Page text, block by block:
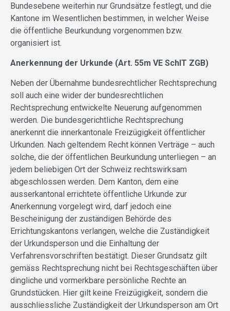
Bundesebene weiterhin nur Grundsätze festlegt, und die
Kantone im Wesentlichen bestimmen, in welcher Weise
die öffentliche Beurkundung vorgenommen bzw.
organisiert ist.
Anerkennung der Urkunde (Art. 55m VE SchlT ZGB)
Neben der Übernahme bundesrechtlicher Rechtsprechung
soll auch eine wider der bundesrechtlichen
Rechtsprechung entwickelte Neuerung aufgenommen
werden. Die bundesgerichtliche Rechtsprechung
anerkennt die innerkantonale Freizügigkeit öffentlicher
Urkunden. Nach geltendem Recht können Verträge – auch
solche, die der öffentlichen Beurkundung unterliegen – an
jedem beliebigen Ort der Schweiz rechtswirksam
abgeschlossen werden. Dem Kanton, dem eine
ausserkantonal errichtete öffentliche Urkunde zur
Anerkennung vorgelegt wird, darf jedoch eine
Bescheinigung der zuständigen Behörde des
Errichtungskantons verlangen, welche die Zuständigkeit
der Urkundsperson und die Einhaltung der
Verfahrensvorschriften bestätigt. Dieser Grundsatz gilt
gemäss Rechtsprechung nicht bei Rechtsgeschäften über
dingliche und vormerkbare persönliche Rechte an
Grundstücken. Hier gilt keine Freizügigkeit, sondern die
ausschliessliche Zuständigkeit der Urkundsperson am Ort